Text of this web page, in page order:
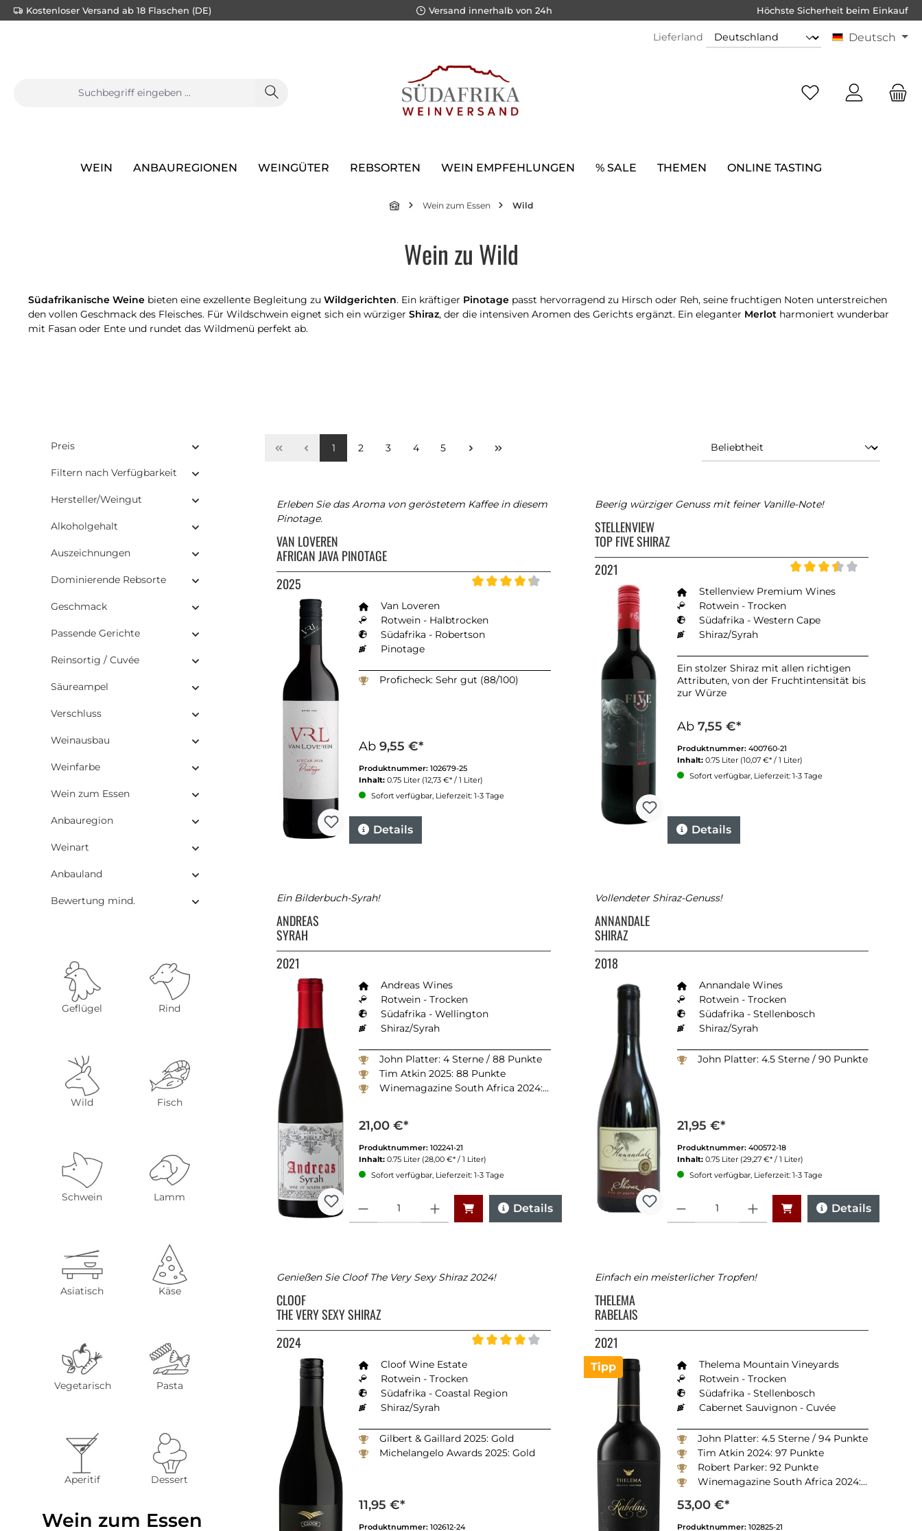
springen Zur Hauptnavigation springen
Kostenloser Versand ab 18 Flaschen (DE) Versand innerhalb von 24h Höchste Sicherheit beim Einkauf
Lieferland Deutsch
WEIN ANBAUREGIONEN WEINGÜTER REBSORTEN WEIN EMPFEHLUNGEN % SALE THEMEN ONLINE TASTING
Wein zum Essen Wild
Wein zu Wild
Südafrikanische Weine bieten eine exzellente Begleitung zu Wildgerichten. Ein kräftiger Pinotage passt hervorragend zu Hirsch oder Reh, seine fruchtigen Noten unterstreichen
den vollen Geschmack des Fleisches. Für Wildschwein eignet sich ein würziger Shiraz, der die intensiven Aromen des Gerichts ergänzt. Ein eleganter Merlot harmoniert wunderbar
mit Fasan oder Ente und rundet das Wildmenü perfekt ab.
Preis
Filtern nach Verfügbarkeit
Hersteller/Weingut
Alkoholgehalt
Auszeichnungen
Dominierende Rebsorte
Geschmack
Passende Gerichte
Reinsortig / Cuvée
Säureampel
Verschluss
Weinausbau
Weinfarbe
Wein zum Essen
Anbauregion
Weinart
Anbauland
Bewertung mind.
Geflügel Rind
Aperitif Dessert
Wein zum Essen
Wild Fisch
Schwein Lamm
Asiatisch Käse
Vegetarisch Pasta
1 2 3 4 5
Erleben Sie das Aroma von geröstetem Kaffee in diesem
Pinotage.
VAN LOVEREN
AFRICAN JAVA PINOTAGE
Durchschnittliche Bewertung von 4.2 von 5 Sternen
2025
Van Loveren
Rotwein - Halbtrocken
Südafrika - Robertson
Pinotage
Proficheck: Sehr gut (88/100)
Ab 9,55 €*
Produktnummer: 102679-25
Inhalt: 0.75 Liter (12,73 €* / 1 Liter)
Sofort verfügbar, Lieferzeit: 1-3 Tage
Details
Beerig würziger Genuss mit feiner Vanille-Note!
STELLENVIEW
TOP FIVE SHIRAZ
2021
Stellenview Premium Wines
Rotwein - Trocken
Südafrika - Western Cape
Shiraz/Syrah
Ein stolzer Shiraz mit allen richtigen
Attributen, von der Fruchtintensität bis
zur Würze
Ab 7,55 €*
Produktnummer: 400760-21
Inhalt: 0.75 Liter (10,07 €* / 1 Liter)
Sofort verfügbar, Lieferzeit: 1-3 Tage
Details
Ein Bilderbuch-Syrah!
ANDREAS
SYRAH
2021
Andreas Wines
Rotwein - Trocken
Südafrika - Wellington
Shiraz/Syrah
John Platter: 4 Sterne / 88 Punkte
Tim Atkin 2025: 88 Punkte
Winemagazine South Africa 2024: 91 Punkte
21,00 €*
Produktnummer: 102241-21
Inhalt: 0.75 Liter (28,00 €* / 1 Liter)
Sofort verfügbar, Lieferzeit: 1-3 Tage
Details
Vollendeter Shiraz-Genuss!
ANNANDALE
SHIRAZ
2018
Annandale Wines
Rotwein - Trocken
Südafrika - Stellenbosch
Shiraz/Syrah
John Platter: 4.5 Sterne / 90 Punkte
21,95 €*
Produktnummer: 400572-18
Inhalt: 0.75 Liter (29,27 €* / 1 Liter)
Sofort verfügbar, Lieferzeit: 1-3 Tage
Details
Genießen Sie Cloof The Very Sexy Shiraz 2024!
CLOOF
THE VERY SEXY SHIRAZ
Durchschnittliche Bewertung von 4 von 5 Sternen
2024
Cloof Wine Estate
Rotwein - Trocken
Südafrika - Coastal Region
Shiraz/Syrah
Gilbert & Gaillard 2025: Gold
Michelangelo Awards 2025: Gold
11,95 €*
Produktnummer: 102612-24
Tipp
Einfach ein meisterlicher Tropfen!
THELEMA
RABELAIS
2021
Thelema Mountain Vineyards
Rotwein - Trocken
Südafrika - Stellenbosch
Cabernet Sauvignon - Cuvée
John Platter: 4.5 Sterne / 94 Punkte
Tim Atkin 2024: 97 Punkte
Robert Parker: 92 Punkte
Winemagazine South Africa 2024: 95 Punkte
53,00 €*
Produktnummer: 102825-21